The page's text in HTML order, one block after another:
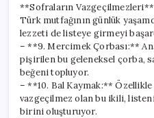
**Sofraların Vazgeçilmezleri**
Türk mutfağının günlük
lezzeti de listeye girmeyi
– **9. Mercimek Çorbası:**
pişirilen bu geleneksel çorba,
beğeni topluyor.
– **10. Bal Kaymak:** Özellikle
vazgeçilmez olan bu ikili,
birini oluşturuyor.